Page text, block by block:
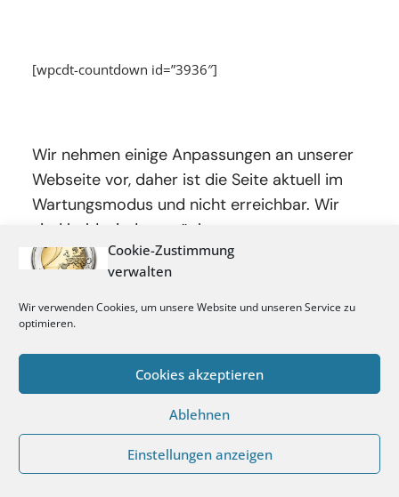
Cookie-Zustimmung
verwalten
Wir verwenden Cookies, um unsere Website und unseren Service zu
optimieren.
Cookies akzeptieren
Ablehnen
Einstellungen anzeigen
[wpcdt-countdown id=”3936″]
Wir nehmen einige Anpassungen an unserer
Webseite vor, daher ist die Seite aktuell im
Wartungsmodus und nicht erreichbar. Wir
sind bald wieder zurück.